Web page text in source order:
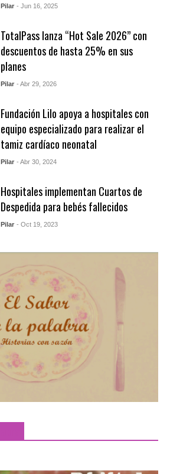
Pilar - Jun 16, 2025
TotalPass lanza “Hot Sale 2026” con
descuentos de hasta 25% en sus
planes
Pilar - Abr 29, 2026
Fundación Lilo apoya a hospitales con
equipo especializado para realizar el
tamiz cardíaco neonatal
Pilar - Abr 30, 2024
Hospitales implementan Cuartos de
Despedida para bebés fallecidos
Pilar - Oct 19, 2023